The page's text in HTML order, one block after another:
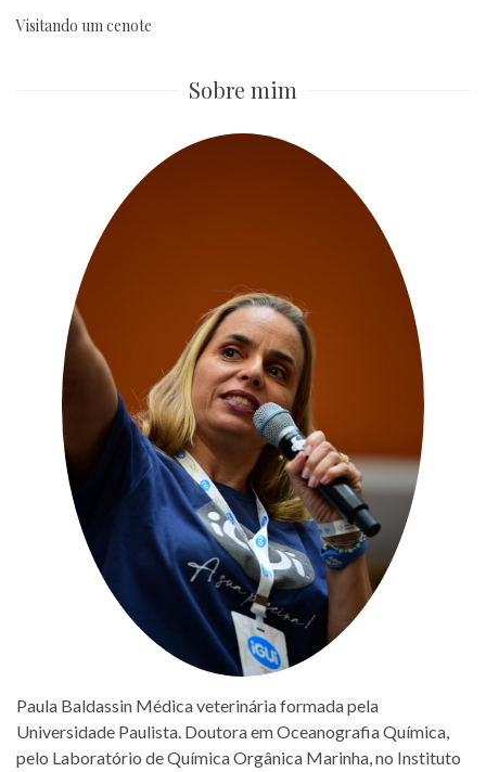
Visitando um cenote
Sobre mim
Paula Baldassin Médica veterinária formada pela
Universidade Paulista. Doutora em Oceanografia Química,
pelo Laboratório de Química Orgânica Marinha, no Instituto